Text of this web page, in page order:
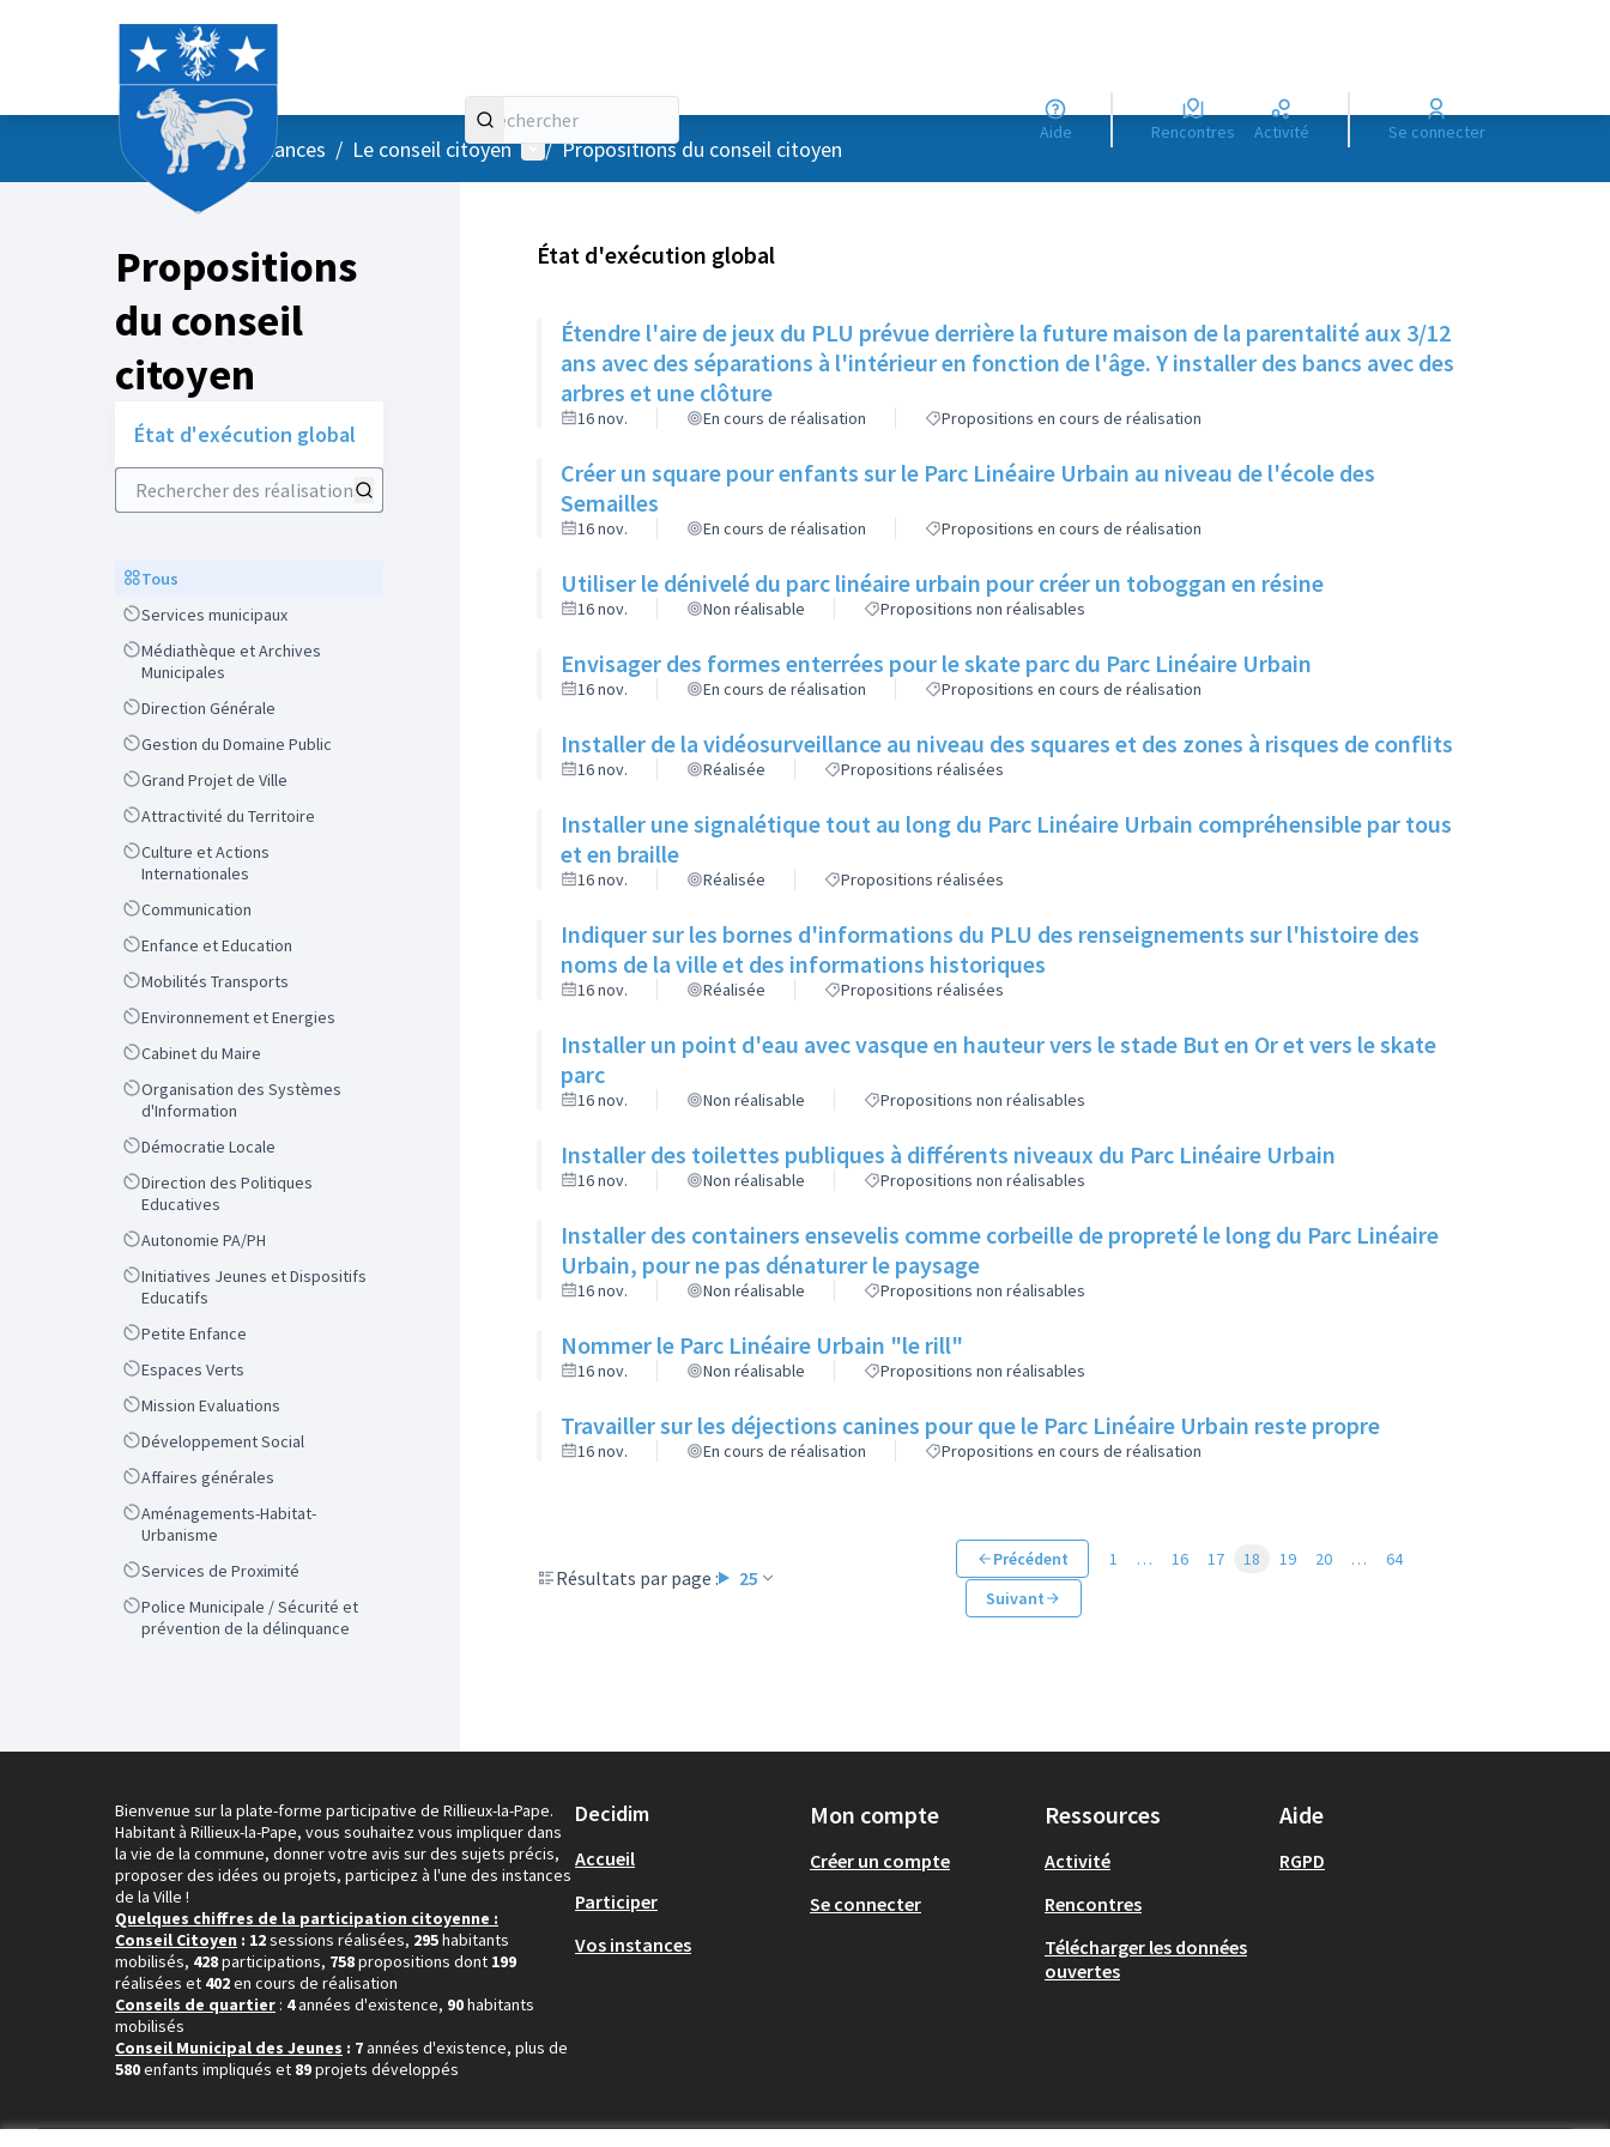
Aide Rencontres Activité Se connecter
AccueilMenu principal
/ Vos instances / Le conseil citoyen Menu utilisateur
/ Propositions du conseil citoyen
Propositions
du conseil
citoyen
État d'exécution global
Rechercher des réalisations
ScopeTous
ScopeServices municipaux
Scope
Médiathèque et Archives
Municipales
ScopeDirection Générale
ScopeGestion du Domaine Public
ScopeGrand Projet de Ville
ScopeAttractivité du Territoire
Scope
Culture et Actions
Internationales
ScopeCommunication
ScopeEnfance et Education
ScopeMobilités Transports
ScopeEnvironnement et Energies
ScopeCabinet du Maire
Scope
Organisation des Systèmes
d'Information
ScopeDémocratie Locale
Scope
Direction des Politiques
Educatives
ScopeAutonomie PA/PH
Scope
Initiatives Jeunes et Dispositifs
Educatifs
ScopePetite Enfance
ScopeEspaces Verts
ScopeMission Evaluations
ScopeDéveloppement Social
ScopeAffaires générales
Scope
Aménagements-Habitat-
Urbanisme
ScopeServices de Proximité
Scope
Police Municipale / Sécurité et
prévention de la délinquance
État d'exécution global
Étendre l'aire de jeux du PLU prévue derrière la future maison de la parentalité aux 3/12
ans avec des séparations à l'intérieur en fonction de l'âge. Y installer des bancs avec des
arbres et une clôture
16 nov. En cours de réalisation Propositions en cours de réalisation
Créer un square pour enfants sur le Parc Linéaire Urbain au niveau de l'école des
Semailles
16 nov. En cours de réalisation Propositions en cours de réalisation
Utiliser le dénivelé du parc linéaire urbain pour créer un toboggan en résine
16 nov. Non réalisable Propositions non réalisables
Envisager des formes enterrées pour le skate parc du Parc Linéaire Urbain
16 nov. En cours de réalisation Propositions en cours de réalisation
Installer de la vidéosurveillance au niveau des squares et des zones à risques de conflits
16 nov. Réalisée Propositions réalisées
Installer une signalétique tout au long du Parc Linéaire Urbain compréhensible par tous
et en braille
16 nov. Réalisée Propositions réalisées
Indiquer sur les bornes d'informations du PLU des renseignements sur l'histoire des
noms de la ville et des informations historiques
16 nov. Réalisée Propositions réalisées
Installer un point d'eau avec vasque en hauteur vers le stade But en Or et vers le skate
parc
16 nov. Non réalisable Propositions non réalisables
Installer des toilettes publiques à différents niveaux du Parc Linéaire Urbain
16 nov. Non réalisable Propositions non réalisables
Installer des containers ensevelis comme corbeille de propreté le long du Parc Linéaire
Urbain, pour ne pas dénaturer le paysage
16 nov. Non réalisable Propositions non réalisables
Nommer le Parc Linéaire Urbain "le rill"
16 nov. Non réalisable Propositions non réalisables
Travailler sur les déjections canines pour que le Parc Linéaire Urbain reste propre
16 nov. En cours de réalisation Propositions en cours de réalisation
Résultats par page : 25
Précédent 1 … 16 17 18 19 20 …
64
Suivant
Bienvenue sur la plate-forme participative de Rillieux-la-Pape.
Habitant à Rillieux-la-Pape, vous souhaitez vous impliquer dans
la vie de la commune, donner votre avis sur des sujets précis,
proposer des idées ou projets, participez à l'une des instances
de la Ville !
Quelques chiffres de la participation citoyenne :
Conseil Citoyen : 12sessions réalisées, 295habitants
mobilisés, 428participations, 758propositions dont 199
réalisées et 402en cours de réalisation
Conseils de quartier : 4années d'existence, 90habitants
mobilisés
Conseil Municipal des Jeunes : 7années d'existence, plus de
580enfants impliqués et 89projets développés
Decidim
Accueil
Participer
Vos instances
Mon compte
Créer un compte
Se connecter
Ressources
Activité
Rencontres
Télécharger les données
ouvertes
Aide
RGPD